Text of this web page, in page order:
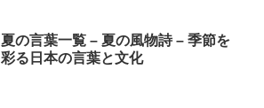
夏の言葉一覧 – 夏の風物詩 – 季節を
彩る日本の言葉と文化